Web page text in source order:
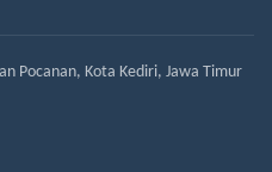
Pocanan, Kota Kediri, Jawa Timur